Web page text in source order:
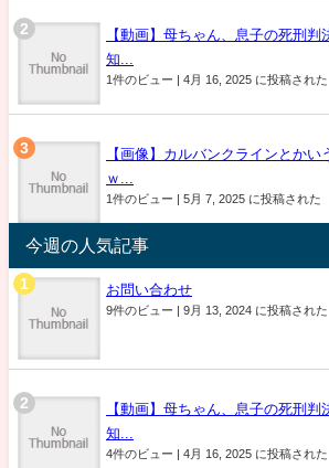
【動画】母ちゃん、息子の死刑判
知...
1件のビュー | 4月 16, 2025 に投稿された
【画像】カルバンクラインとかい
ｗ...
1件のビュー | 5月 7, 2025 に投稿された
今週の人気記事
お問い合わせ
9件のビュー | 9月 13, 2024 に投稿された
【動画】母ちゃん、息子の死刑判
知...
4件のビュー | 4月 16, 2025 に投稿された